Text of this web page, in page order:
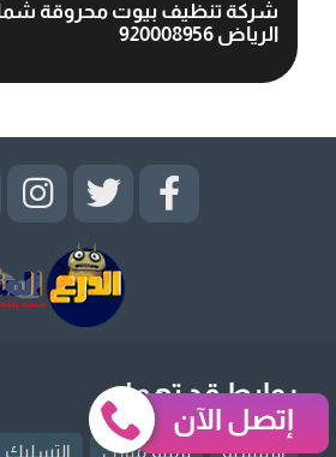
شركة تنظيف بيوت محروقة
الرياض 920008956
روابط قد تهمك
الرئيسية ترميم منازل التسليك
إتصل الآن